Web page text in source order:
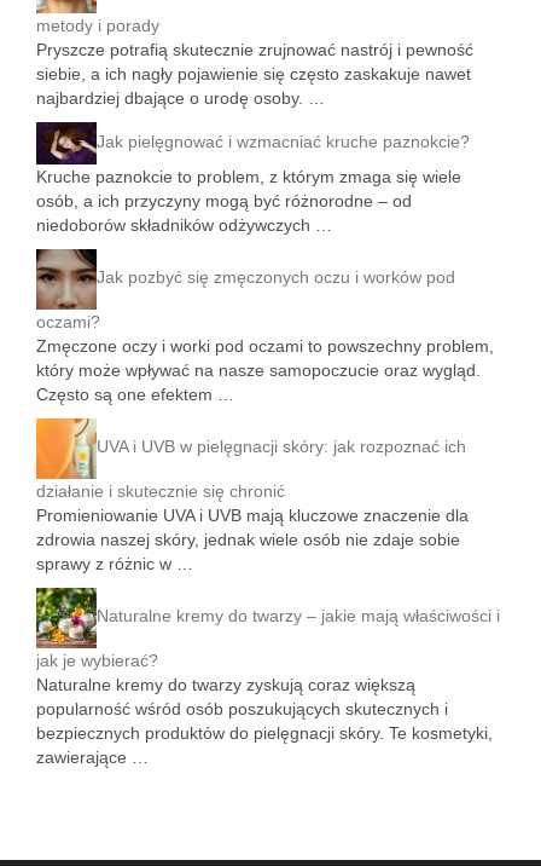
metody i porady
Pryszcze potrafią skutecznie zrujnować nastrój i pewność
siebie, a ich nagły pojawienie się często zaskakuje nawet
najbardziej dbające o urodę osoby. …
Jak pielęgnować i wzmacniać kruche paznokcie?
Kruche paznokcie to problem, z którym zmaga się wiele
osób, a ich przyczyny mogą być różnorodne – od
niedoborów składników odżywczych …
Jak pozbyć się zmęczonych oczu i worków pod
oczami?
Zmęczone oczy i worki pod oczami to powszechny problem,
który może wpływać na nasze samopoczucie oraz wygląd.
Często są one efektem …
UVA i UVB w pielęgnacji skóry: jak rozpoznać ich
działanie i skutecznie się chronić
Promieniowanie UVA i UVB mają kluczowe znaczenie dla
zdrowia naszej skóry, jednak wiele osób nie zdaje sobie
sprawy z różnic w …
Naturalne kremy do twarzy – jakie mają właściwości i
jak je wybierać?
Naturalne kremy do twarzy zyskują coraz większą
popularność wśród osób poszukujących skutecznych i
bezpiecznych produktów do pielęgnacji skóry. Te kosmetyki,
zawierające …